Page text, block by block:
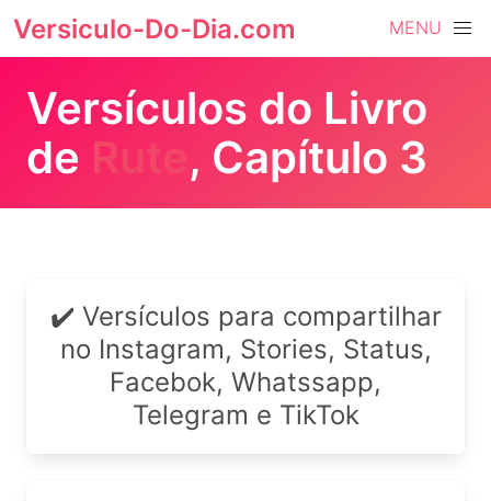
Versiculo-Do-Dia.com MENU
Versículos do Livro
de Rute, Capítulo 3
✔️ Versículos para compartilhar
no Instagram, Stories, Status,
Facebok, Whatssapp,
Telegram e TikTok